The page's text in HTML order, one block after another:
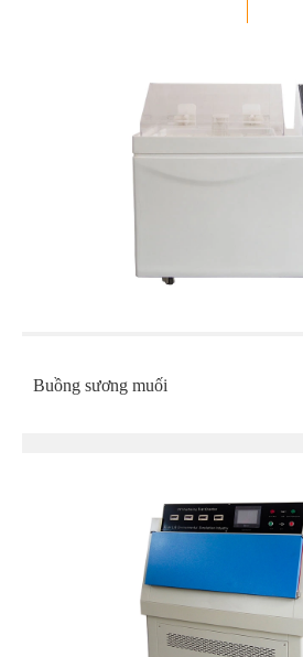
Buồng sương muối